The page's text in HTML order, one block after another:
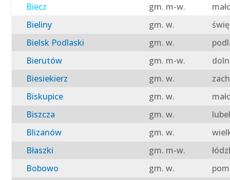
Biecz
gm. m-w.
Bieliny
gm. w.
Bielsk Podlaski
gm. w.
Bierutów
gm. m-w.
Biesiekierz
gm. w.
Biskupice
gm. w.
Biszcza
gm. w.
Blizanów
gm. w.
Błaszki
gm. m-w.
Bobowo
gm. w.